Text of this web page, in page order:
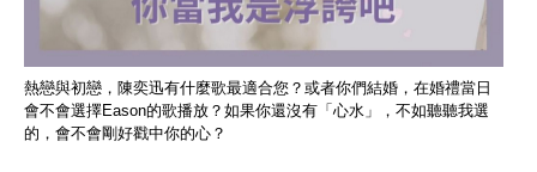
熱戀與初戀，陳奕迅有什麼歌最適合您？或者你們結婚，在婚禮當日
會不會選擇Eason的歌播放？如果你還沒有「心水」，不如聽聽我選
的，會不會剛好戳中你的心？